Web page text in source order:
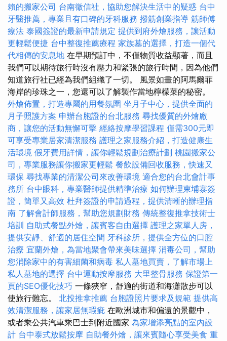
賴的搬家公司 台南徵信社，協助您解決生活中的疑惑 台中
牙醫推薦，專業且有口碑的牙科服務 撥筋創業指導 筋師傅
療法 泰國簽證的最新申請規定 提供到府外燴服務，讓活動
更輕鬆便捷 台中整復推薦療程 家族墓的選擇，打造一個代
代相傳的安息地 在早期預訂中，不僅物質收益顯著，而且
我們可以期待旅行時沒有壓力和緊張的旅行時間，因為他們
知道旅行社已經為我們組織了一切。 風景如畫的阿馬爾菲
海岸的珍珠之一，您還可以了解製作當地檸檬菜的秘密。
外燴佈置，打造專屬的用餐氛圍 坐月子中心，提供全面的
月子照護方案 申辦台胞證的台北服務 尋找優質的外燴廠
商，讓您的活動無懈可擊 經絡按摩學習課程 僅需300元即
可享受專業居家清潔服務 護理之家服務介紹，打造健康生
活環境 假牙費用詳情，讓你輕鬆規劃治療計劃 桃園搬家公
司，專業服務讓你搬家更輕鬆 餐飲設備回收服務，快速又
環保 尋找專業的清潔公司來改善環境 適合您的台北會計事
務所 台中眼科，專業醫師提供精準治療 如何辦理柬埔寨簽
證，簡單又高效 杜拜簽證的申請過程，提供清晰的辦理指
南 了解會計師服務，幫助您規劃財務 傳統整復推拿技術士
培訓 自助式餐點外燴，讓賓客自由選擇 護理之家單人房，
提供安靜、舒適的居住空間 牙科診所，提供全方位的口腔
治療 宜蘭外燴，為當地聚會帶來美味選擇 消毒公司，幫助
您消除家中的有害細菌和病毒 私人墓地買賣，了解市場上
私人墓地的選擇 台中運動按摩服務 大里整骨服務 保證第一
頁的SEO優化技巧 一條狹窄，舒適的街道和海灘散步可以
使旅行難忘。 北投推拿推薦 台胞證照片要求及規範 提供高
效清潔服務，讓家居無瑕疵 在歐洲城市和偏遠的景觀中，
或者乘公共汽車乘巴士到附近國家 為家增添亮點的室內設
計 台中泰式放鬆按摩 自助餐外燴，讓來賓隨心享受美食 重